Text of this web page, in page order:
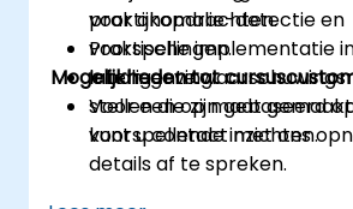
voor anomalie-detectie en
voorspellingen.
Intelligente
stellen die zijn gebaseerd
voorspellende inzichten.
praktijkopdrachten.
Praktische implementatie
labomgeving.
Mogelijkheden tot
Voor een op maat
kunt u contact met ons
details af te spreken.